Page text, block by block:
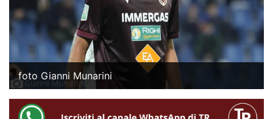
foto Gianni Munarini